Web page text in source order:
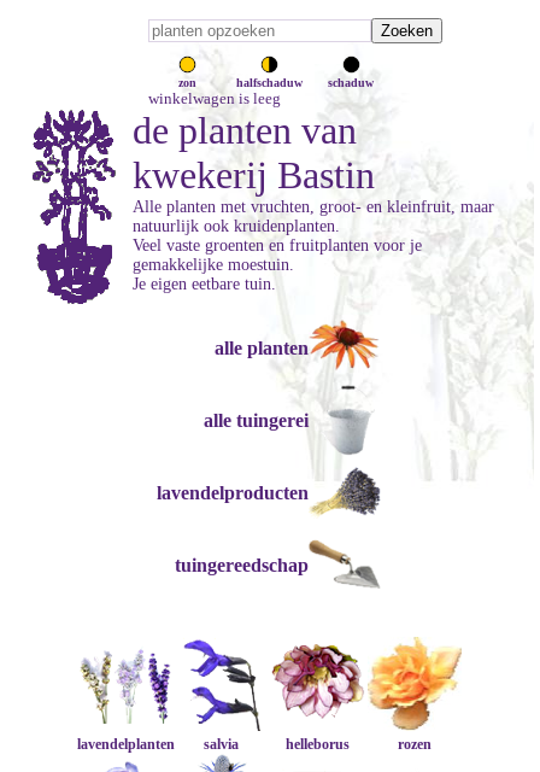
zon halfschaduw schaduw
winkelwagen is leeg
de planten van
kwekerij Bastin
Alle planten met vruchten, groot- en kleinfruit, maar
natuurlijk ook kruidenplanten.
Veel vaste groenten en fruitplanten voor je
gemakkelijke moestuin.
Je eigen eetbare tuin.
alle planten
alle tuingerei
lavendelproducten
tuingereedschap
lavendelplanten salvia helleborus rozen